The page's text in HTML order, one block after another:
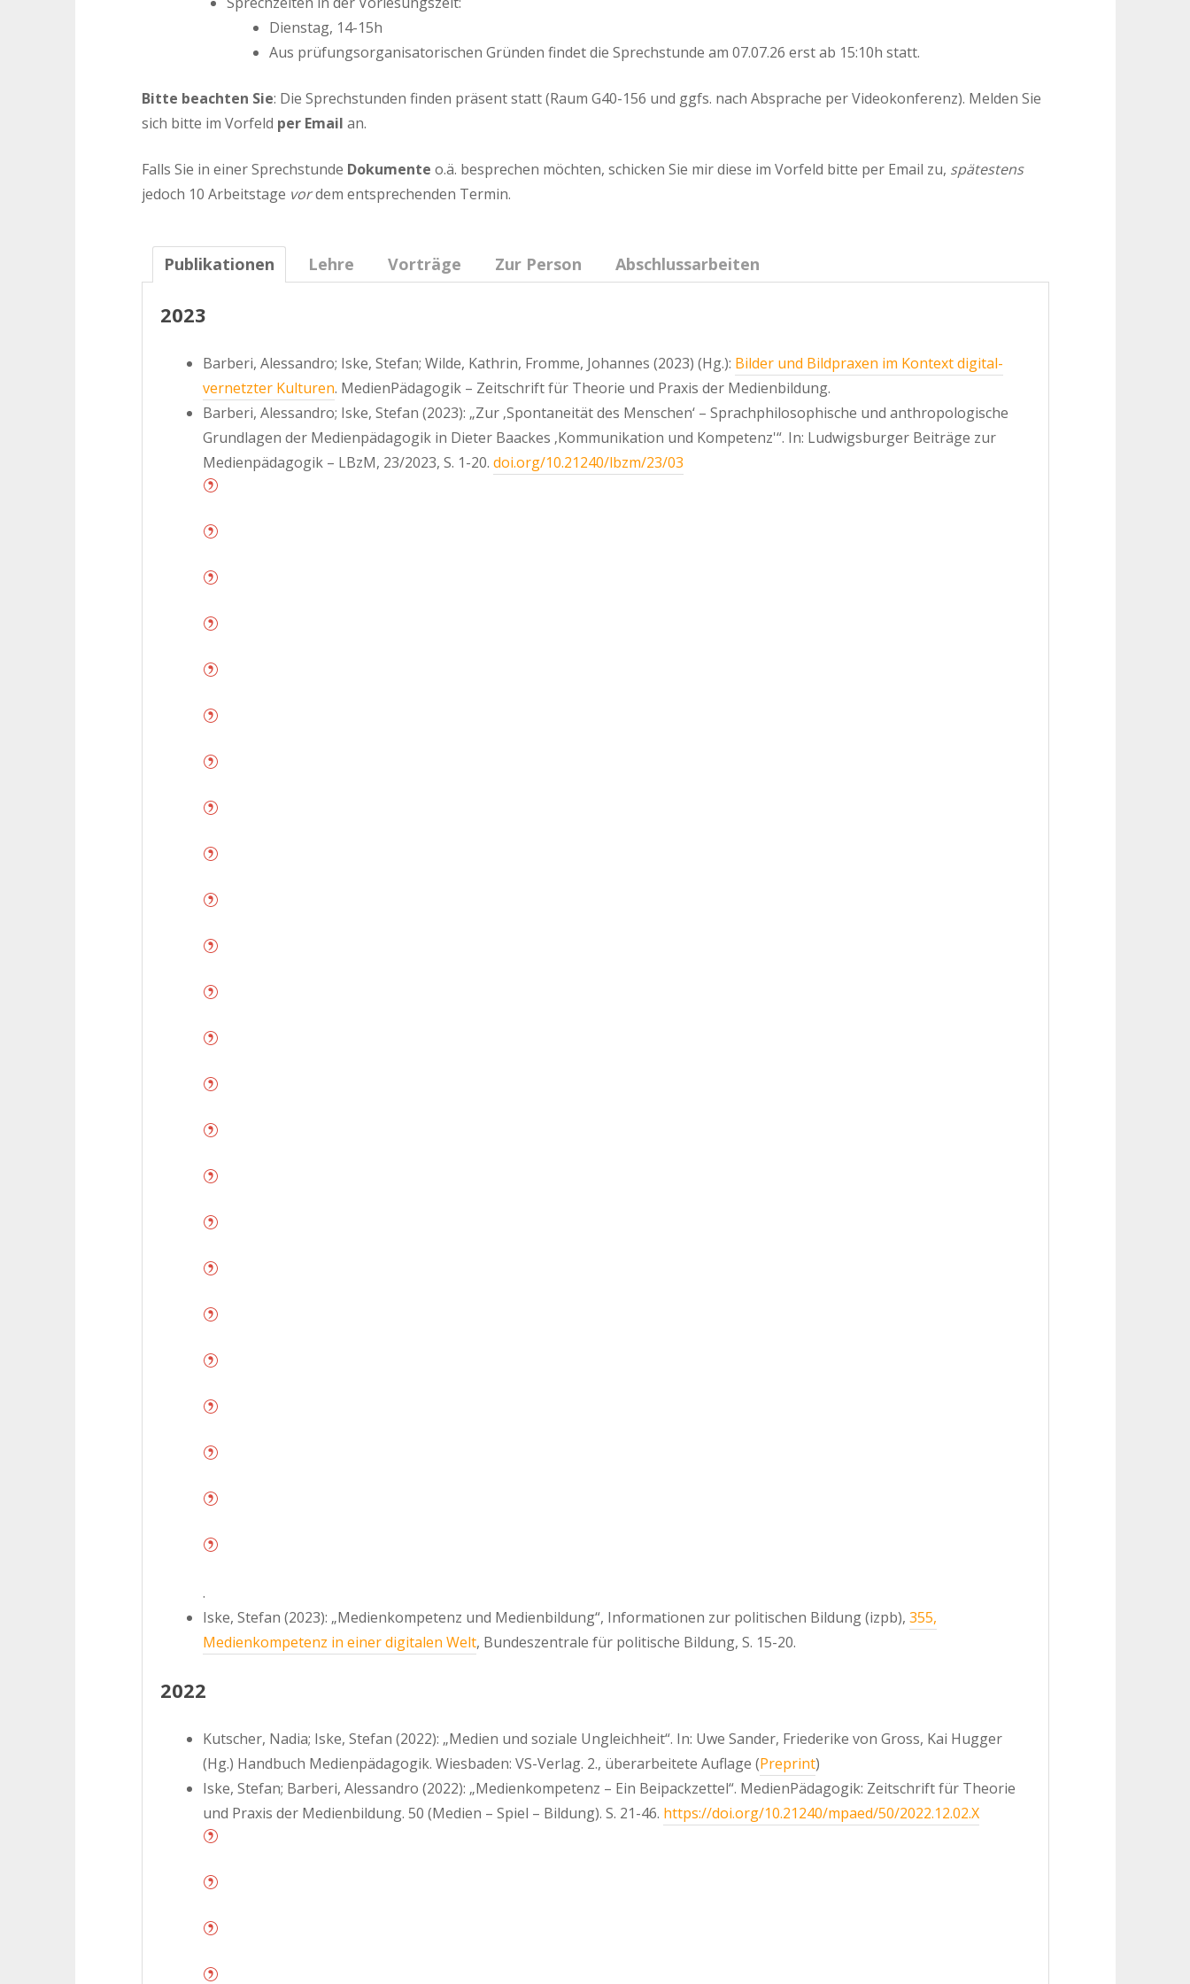
Dienstag, 14-15h
Aus prüfungsorganisatorischen Gründen findet die Sprechstunde am 07.07.26 erst ab 15:10h statt.
Bitte beachten Sie: Die Sprechstunden finden präsent statt (Raum G40-156 und ggfs. nach Absprache per Videokonferenz). Melden Sie
sich bitte im Vorfeld per Email an.
Falls Sie in einer Sprechstunde Dokumente o.ä. besprechen möchten, schicken Sie mir diese im Vorfeld bitte per Email zu, spätestens
jedoch 10 Arbeitstage vordem entsprechenden Termin.
Publikationen Lehre Vorträge Zur Person Abschlussarbeiten
2023
Barberi, Alessandro; Iske, Stefan; Wilde, Kathrin, Fromme, Johannes (2023) (Hg.): Bilder und Bildpraxen im Kontext digital-
vernetzter Kulturen. MedienPädagogik – Zeitschrift für Theorie und Praxis der Medienbildung.
Barberi, Alessandro; Iske, Stefan (2023): „Zur ‚Spontaneität des Menschen‘ – Sprachphilosophische und anthropologische
Grundlagen der Medienpädagogik in Dieter Baackes ‚Kommunikation und Kompetenz'“. In: Ludwigsburger Beiträge zur
Medienpädagogik – LBzM, 23/2023, S. 1-20. doi.org/10.21240/lbzm/23/03
.
Iske, Stefan (2023): „Medienkompetenz und Medienbildung“, Informationen zur politischen Bildung (izpb), 355,
Medienkompetenz in einer digitalen Welt, Bundeszentrale für politische Bildung, S. 15-20.
2022
Kutscher, Nadia; Iske, Stefan (2022): „Medien und soziale Ungleichheit“. In: Uwe Sander, Friederike von Gross, Kai Hugger
(Hg.) Handbuch Medienpädagogik. Wiesbaden: VS-Verlag. 2., überarbeitete Auflage (Preprint)
Iske, Stefan; Barberi, Alessandro (2022): „Medienkompetenz – Ein Beipackzettel“. MedienPädagogik: Zeitschrift für Theorie
und Praxis der Medienbildung. 50 (Medien – Spiel – Bildung). S. 21-46. https://doi.org/10.21240/mpaed/50/2022.12.02.X